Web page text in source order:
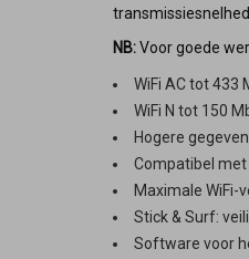
NB:Voor goede
WiFi AC tot 433
WiFi N tot 150
Hogere
Compatibel met
Maximale WiFi-
Stick & Surf:
Software voor